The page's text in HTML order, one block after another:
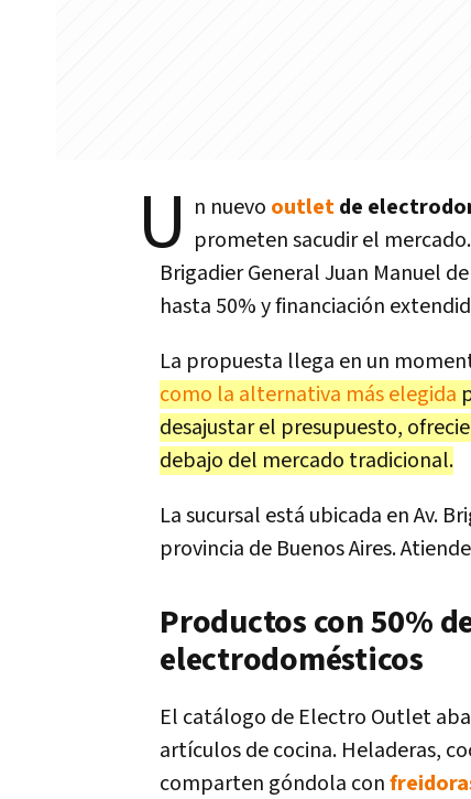
U n nuevo outletde
prometen sacudir el mercado.
Brigadier General Juan Manuel
hasta 50% y financiación
La propuesta llega en un
como la alternativa más elegida
desajustar el presupuesto,
debajo del mercado tradicional.
La sucursal está ubicada en Av.
provincia de Buenos Aires. Atiende
Productos con 50%
electrodomésticos
El catálogo de Electro Outlet
artículos de cocina. Heladeras,
comparten góndola con